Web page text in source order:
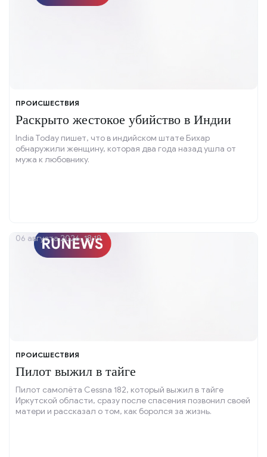
ПРОИСШЕСТВИЯ
Раскрыто жестокое убийство в Индии
India Today пишет, что в индийском штате Бихар
обнаружили женщину, которая два года назад ушла от
мужа к любовнику.
ПРОИСШЕСТВИЯ
Пилот выжил в тайге
Пилот самолёта Cessna 182, который выжил в тайге
Иркутской области, сразу после спасения позвонил своей
матери и рассказал о том, как боролся за жизнь.
06 августа 2026, 18:19